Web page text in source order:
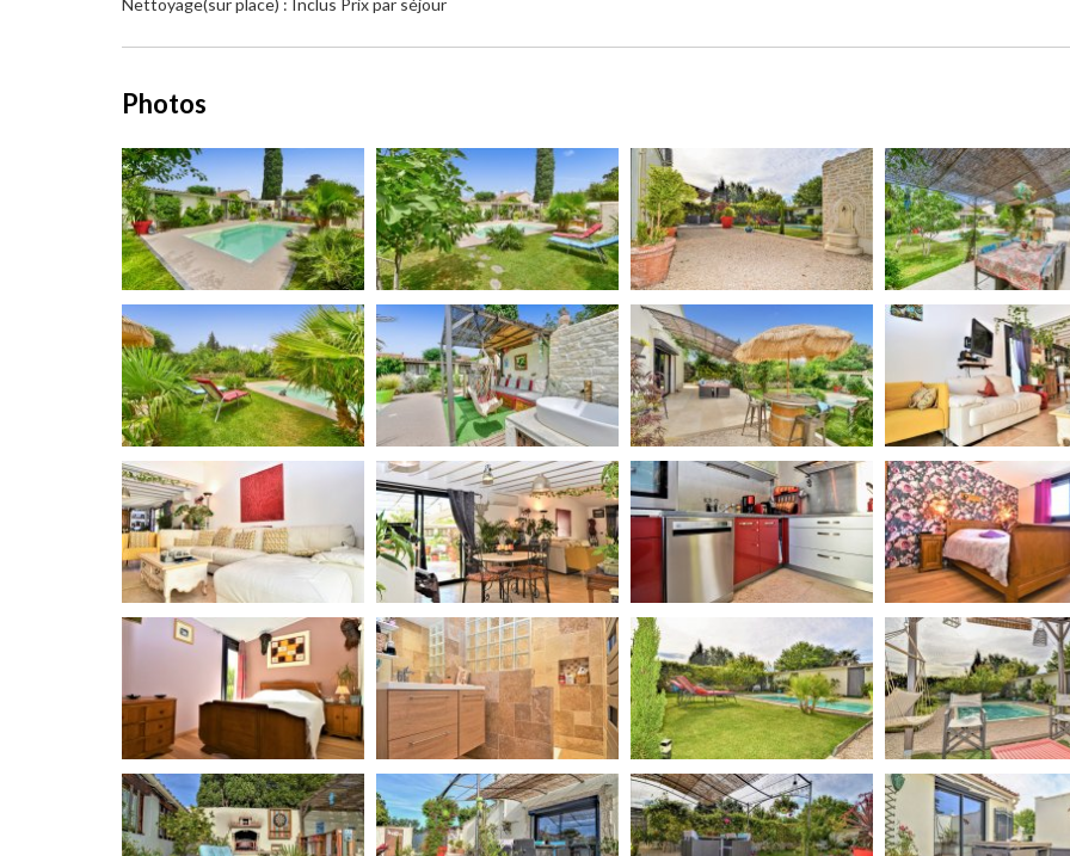
Nettoyage(sur place) : Inclus Prix par séjour
Photos